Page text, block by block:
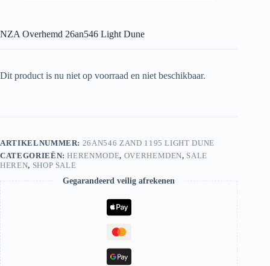
NZA Overhemd 26an546 Light Dune
Dit product is nu niet op voorraad en niet beschikbaar.
ARTIKELNUMMER: 26AN546 ZAND 1195 LIGHT DUNE
CATEGORIEËN:HERENMODE, OVERHEMDEN, SALE
HEREN, SHOP SALE
Gegarandeerd veilig afrekenen